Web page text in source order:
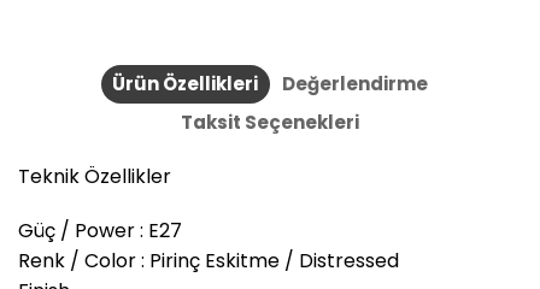
Ürün Özellikleri
Değerlendirme
Taksit Seçenekleri
Teknik Özellikler
Güç / Power : E27
Renk / Color : Pirinç Eskitme / Distressed